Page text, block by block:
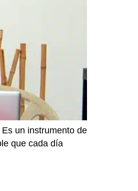
un instrumento de
que cada día